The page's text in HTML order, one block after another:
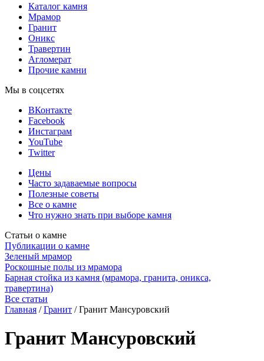
Каталог камня
Мрамор
Гранит
Оникс
Травертин
Агломерат
Прочие камни
Мы в соцсетях
ВКонтакте
Facebook
Инстаграм
YouTube
Twitter
Цены
Часто задаваемые вопросы
Полезные советы
Все о камне
Что нужно знать при выборе камня
Статьи о камне
Публикации о камне
Зеленый мрамор
Роскошные полы из мрамора
Барная стойка из камня (мрамора, гранита, оникса,
травертина)
Все статьи
Главная / Гранит / Гранит Мансуровский
Гранит Мансуровский